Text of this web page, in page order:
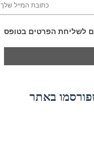
לשליחת הפרטים בטופס
באתר